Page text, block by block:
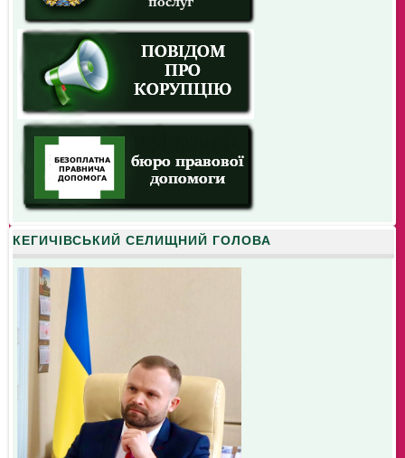
КЕГИЧІВСЬКИЙ СЕЛИЩНИЙ ГОЛОВА